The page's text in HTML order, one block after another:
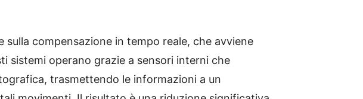
compensazione in tempo reale, che avviene
sistemi operano grazie a sensori interni che
trasmettendo le informazioni a un